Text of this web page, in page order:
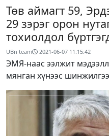
Төв аймагт 59,
29 зэрэг орон
тохиолдол
UBn team 2021-06-07 11:15:42
ЭМЯ-наас ээлжит
мянган хүнээс